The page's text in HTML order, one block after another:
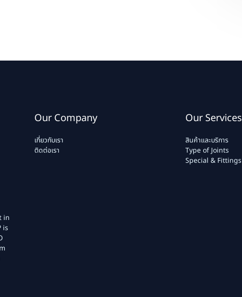
in
is
Our Company
เกี่ยวกับเรา
ติดต่อเรา
Our Services
สินค้าและบริการ
Type of Joints
Special & Fittings